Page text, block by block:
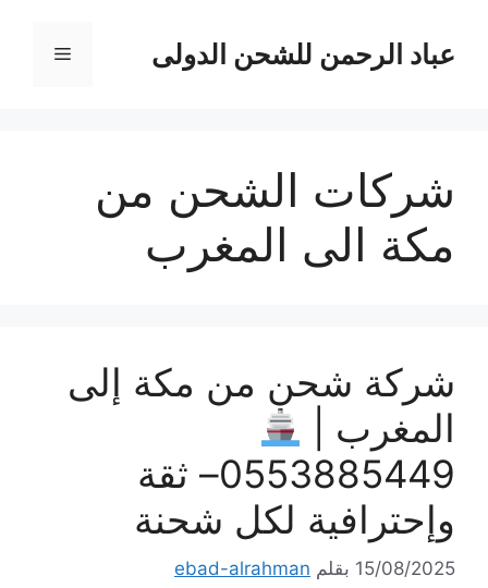
المحتوىعباد الرحمن للشحن الدولى القائمة
شركات الشحن من
مكة الى المغرب
شركة شحن من مكة إلى
المغرب |
0553885449– ثقة
وإحترافية لكل شحنة
15/08/2025 بقلم ebad-alrahman